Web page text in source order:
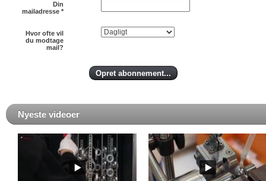
Din
mailadresse *
Hvor ofte vil
du modtage
mail?
Nyeste videoer